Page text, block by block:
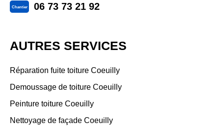
Chantier 06 73 73 21 92
AUTRES SERVICES
Réparation fuite toiture Coeuilly
Demoussage de toiture Coeuilly
Peinture toiture Coeuilly
Nettoyage de façade Coeuilly